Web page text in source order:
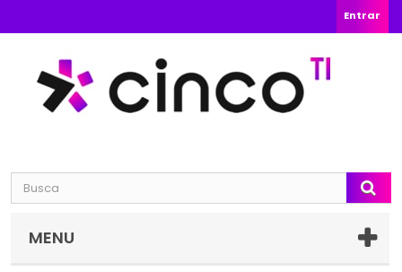
Entrar
MENU